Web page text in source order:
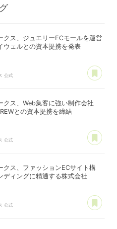
クス、ジュエリーECモールを運営
ウェルとの資本提携を発表
公式
クス、Web集客に強い制作会社
との資本提携を締結
公式
クス、ファッションECサイト構
ディングに精通する株式会社
公式